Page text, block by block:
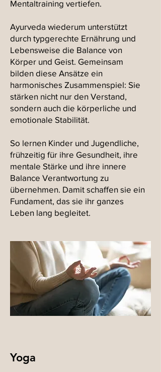
Mentaltraining vertiefen.
Ayurveda wiederum unterstützt
durch typgerechte Ernährung und
Lebensweise die Balance von
Körper und Geist. Gemeinsam
bilden diese Ansätze ein
harmonisches Zusammenspiel: Sie
stärken nicht nur den Verstand,
sondern auch die körperliche und
emotionale Stabilität.
So lernen Kinder und Jugendliche,
frühzeitig für ihre Gesundheit, ihre
mentale Stärke und ihre innere
Balance Verantwortung zu
übernehmen. Damit schaffen sie ein
Fundament, das sie ihr ganzes
Leben lang begleitet.
Yoga